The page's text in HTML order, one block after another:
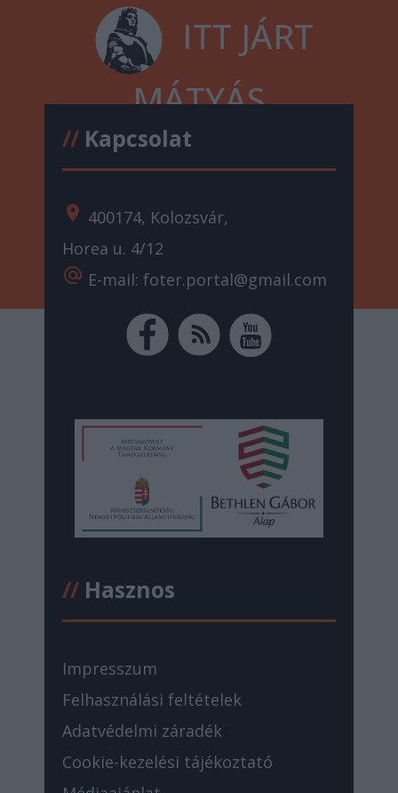
ITT JÁRT
MÁTYÁS
//Kapcsolat
location_on 400174, Kolozsvár,
Horea u. 4/12
alternate_email E-mail: foter.portal@gmail.com
//Hasznos
Impresszum
Felhasználási feltételek
Adatvédelmi záradék
Cookie-kezelési tájékoztató